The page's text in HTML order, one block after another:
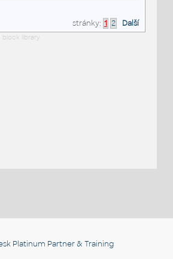
stránky: 1 2 Další
library
Platinum Partner & Training